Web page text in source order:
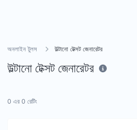
অনলাইন টুলস উল্টানো টেক্সট জেনারেটর
উল্টানো টেক্সট জেনারেটর
0 এর 0 রেটিং